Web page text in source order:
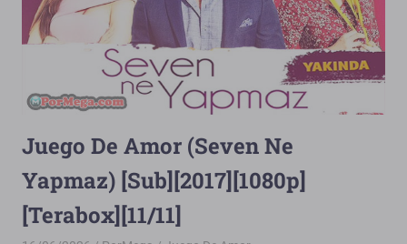
Juego De Amor (Seven Ne
Yapmaz) [Sub][2017][1080p]
[Terabox][11/11]